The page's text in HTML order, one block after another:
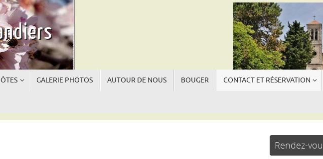
GALERIE PHOTOS AUTOUR DE NOUS BOUGER CONTACT ET RÉSERVATION
Rendez-